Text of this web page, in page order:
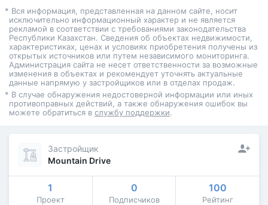
* Вся информация, представленная на данном сайте, носит
исключительно информационный характер и не является
рекламой в соответствии с требованиями законодательства
Республики Казахстан. Сведения об объектах недвижимости,
характеристиках, ценах и условиях приобретения получены из
открытых источников или путем независимого мониторинга.
Администрация сайта не несет ответственности за возможные
изменения в объектах и рекомендует уточнять актуальные
данные напрямую у застройщиков или в отделах продаж.
* В случае обнаружения недостоверной информации или иных
противоправных действий, а также обнаружения ошибок вы
можете обратиться в службу поддержки.
Застройщик
Mountain Drive
1
Проект
0
Подписчиков
100
Рейтинг